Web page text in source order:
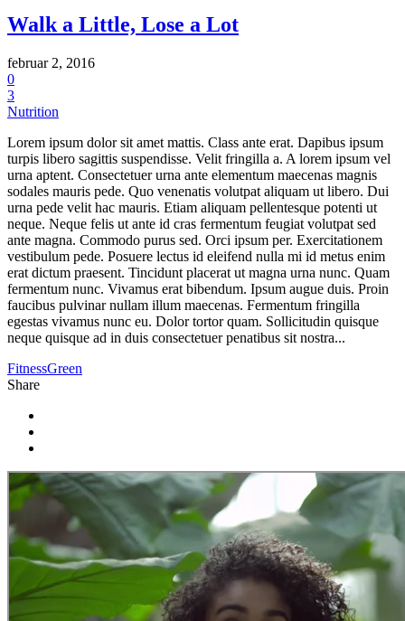
Walk a Little, Lose a Lot
februar 2, 2016
0
3
Nutrition
Lorem ipsum dolor sit amet mattis. Class ante erat. Dapibus ipsum
turpis libero sagittis suspendisse. Velit fringilla a. A lorem ipsum vel
urna aptent. Consectetuer urna ante elementum maecenas magnis
sodales mauris pede. Quo venenatis volutpat aliquam ut libero. Dui
urna pede velit hac mauris. Etiam aliquam pellentesque potenti ut
neque. Neque felis ut ante id cras fermentum feugiat volutpat sed
ante magna. Commodo purus sed. Orci ipsum per. Exercitationem
vestibulum pede. Posuere lectus id eleifend nulla mi id metus enim
erat dictum praesent. Tincidunt placerat ut magna urna nunc. Quam
fermentum nunc. Vivamus erat bibendum. Ipsum augue duis. Proin
faucibus pulvinar nullam illum maecenas. Fermentum fringilla
egestas vivamus nunc eu. Dolor tortor quam. Sollicitudin quisque
neque quisque ad in duis consectetuer penatibus sit nostra...
FitnessGreen
Share